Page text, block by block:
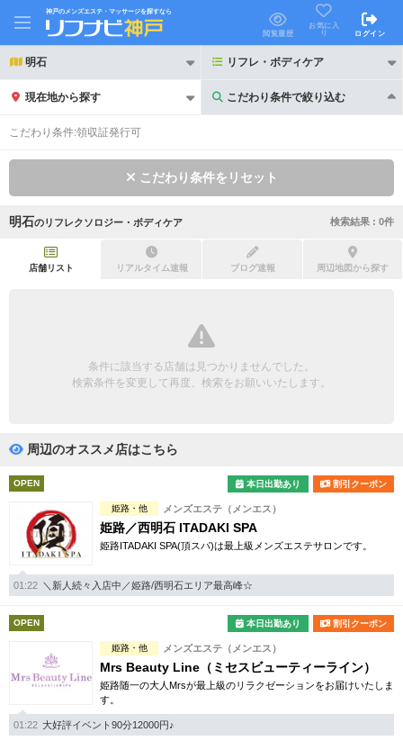
神戸のメンズエステ・マッサージを探すなら
閲覧履歴
お気に入
り
ログイン
明石 リフレ・ボディケア
現在地から探す こだわり条件で絞り込む
こだわり条件で絞り込む
初回割引あり リピーター割引あり
団体様歓迎
ペアルームあり
フットバスあり 岩盤浴あり
専用駐車場あり 有資格者在籍
日本人スタッフのみ 女性スタッフのみ
スタッフ指名可 Ｗセラピスト
駅から徒歩5分以内
こだわり条件を変更
閉じる
こだわり条件:領収証発行可
こだわり条件をリセット
明石のリフレクソロジー・ボディケア 検索結果 : 0件
店舗リスト リアルタイム速報 ブログ速報 周辺地図から探す
条件に該当する店舗は見つかりませんでした。
検索条件を変更して再度、検索をお願いいたします。
周辺のオススメ店はこちら
OPEN 本日出勤あり 割引クーポン
姫路・他 メンズエステ（メンエス）
姫路／西明石 ITADAKI SPA
姫路ITADAKI SPA(頂スパ)は最上級メンズエステサロンです。
01:22 ＼新人続々入店中／姫路/西明石エリア最高峰☆
OPEN 本日出勤あり 割引クーポン
姫路・他 メンズエステ（メンエス）
Mrs Beauty Line（ミセスビューティーライン）
姫路随一の大人Mrsが最上級のリラクゼーションをお届けいたしま
す。
01:22 大好評イベント90分12000円♪